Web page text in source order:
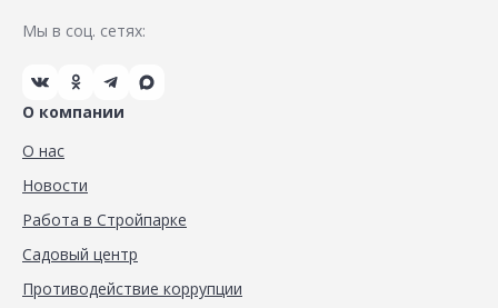
Мы в соц. сетях:
О компании
О нас
Новости
Работа в Стройпарке
Садовый центр
Противодействие коррупции